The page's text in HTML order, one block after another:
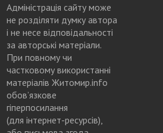
Адміністрація сайту може
не розділяти думку автора
і не несе відповідальності
за авторські матеріали.
При повному чи
частковому використанні
матеріалів Житомир.info
обов’язкове
гіперпосилання
(для інтернет-ресурсів),